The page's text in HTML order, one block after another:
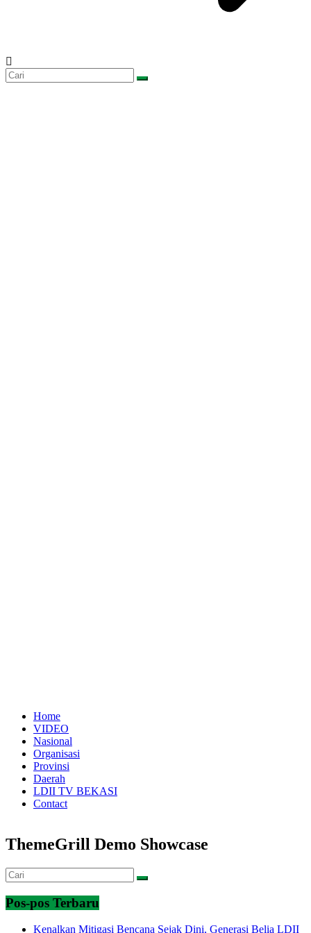
Home
VIDEO
Nasional
Organisasi
Provinsi
Daerah
LDII TV BEKASI
Contact
ThemeGrill Demo Showcase
Pos-pos Terbaru
Kenalkan Mitigasi Bencana Sejak Dini, Generasi Belia LDII